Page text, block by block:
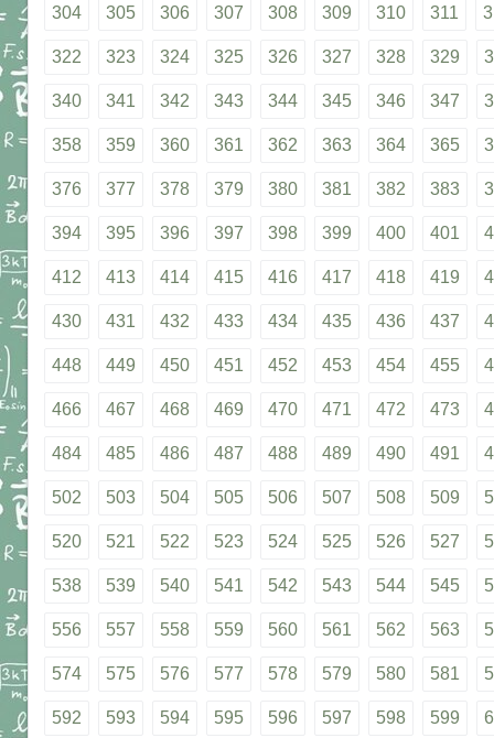
304 305 306 307 308 309 310 311
322 323 324 325 326 327 328 329
340 341 342 343 344 345 346 347
358 359 360 361 362 363 364 365
376 377 378 379 380 381 382 383
394 395 396 397 398 399 400 401
412 413 414 415 416 417 418 419
430 431 432 433 434 435 436 437
448 449 450 451 452 453 454 455
466 467 468 469 470 471 472 473
484 485 486 487 488 489 490 491
502 503 504 505 506 507 508 509
520 521 522 523 524 525 526 527
538 539 540 541 542 543 544 545
556 557 558 559 560 561 562 563
574 575 576 577 578 579 580 581
592 593 594 595 596 597 598 599